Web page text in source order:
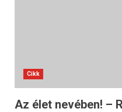
Cikk
Az élet nevében! –